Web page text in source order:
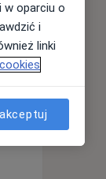
Śr,
12 Sie
w oparciu o
i
linki